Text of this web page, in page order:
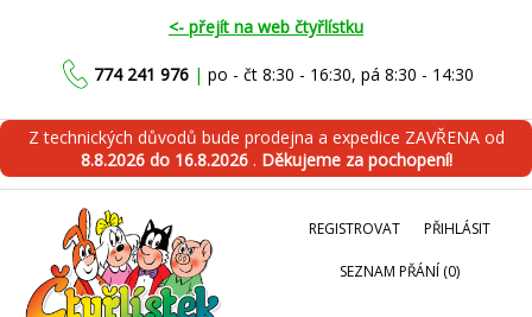
<- přejít na web čtyřlístku
774 241 976 | po - čt 8:30 - 16:30, pá 8:30 - 14:30
Z technických důvodů bude prodejna a expedice ZAVŘENA od
8.8.2026 do 16.8.2026 . Děkujeme za pochopení!
REGISTROVAT PŘIHLÁSIT
SEZNAM PŘÁNÍ (0)